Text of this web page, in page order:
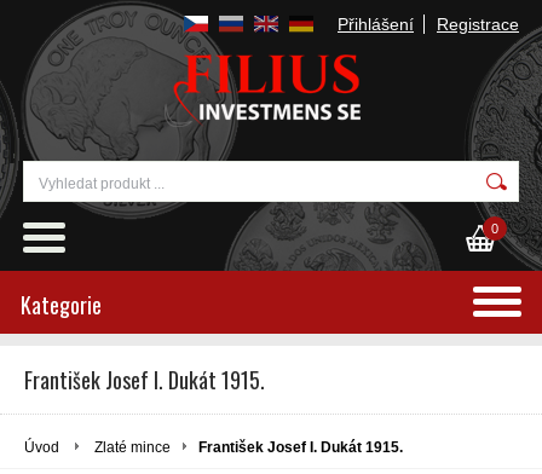
Přihlášení Registrace
0
Kategorie
František Josef I. Dukát 1915.
Úvod Zlaté mince František Josef I. Dukát 1915.